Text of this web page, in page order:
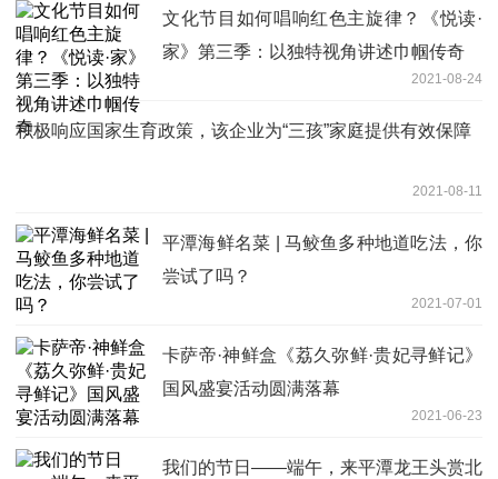
文化节目如何唱响红色主旋律？《悦读·
家》第三季：以独特视角讲述巾帼传奇
2021-08-24
积极响应国家生育政策，该企业为“三孩”家庭提供有效保障
2021-08-11
平潭海鲜名菜 | 马鲛鱼多种地道吃法，你
尝试了吗？
2021-07-01
卡萨帝·神鲜盒《荔久弥鲜·贵妃寻鲜记》
国风盛宴活动圆满落幕
2021-06-23
我们的节日——端午，来平潭龙王头赏北